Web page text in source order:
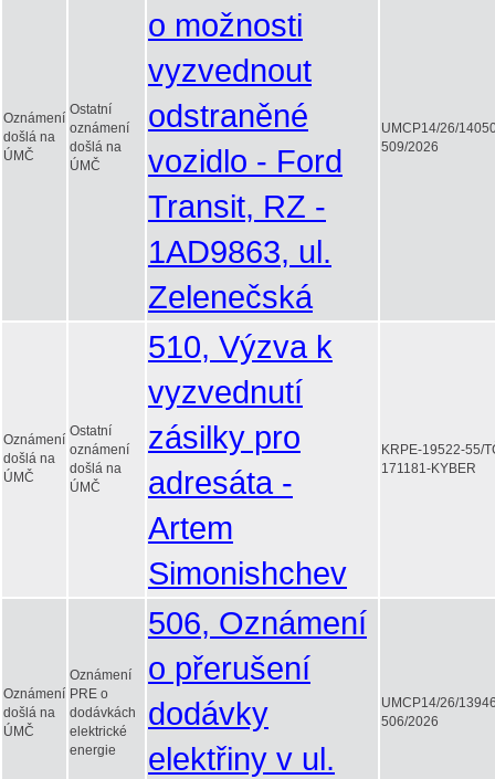
Oznámení
došlá na
ÚMČ
Ostatní
oznámení
došlá na
ÚMČ
o možnosti
vyzvednout
odstraněné
vozidlo - Ford
Transit, RZ -
1AD9863, ul.
Zelenečská
UMCP14/26/
509/2026
Oznámení
došlá na
ÚMČ
Ostatní
oznámení
došlá na
ÚMČ
510, Výzva k
vyzvednutí
zásilky pro
adresáta -
Artem
Simonishchev
KRPE-19522-55/
171181-KYBER
Oznámení
došlá na
ÚMČ
Oznámení
PRE o
dodávkách
elektrické
energie
506, Oznámení
o přerušení
dodávky
elektřiny v ul.
UMCP14/26/
506/2026